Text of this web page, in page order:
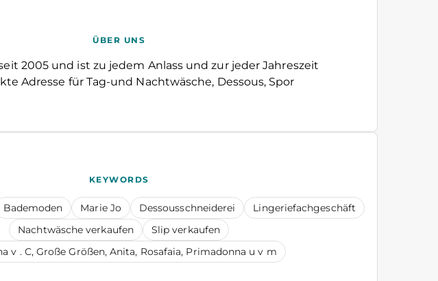
ÜBER UNS
2005 und ist zu jedem Anlass und zur jeder Jahreszeit
Adresse für Tag-und Nachtwäsche, Dessous, Spor
KEYWORDS
Bademoden Marie Jo Dessousschneiderei
Lingeriefachgeschäft
Nachtwäsche verkaufen
Slip verkaufen
v . C, Große Größen, Anita, Rosafaia, Primadonna u v m